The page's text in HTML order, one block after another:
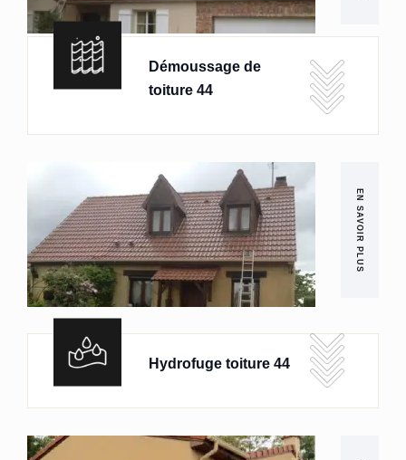
Démoussage de
toiture 44
EN SAVOIR PLUS
Hydrofuge toiture 44